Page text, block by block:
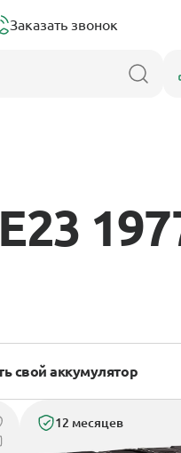
Заказать звонок
свой аккумулятор
12 месяцев